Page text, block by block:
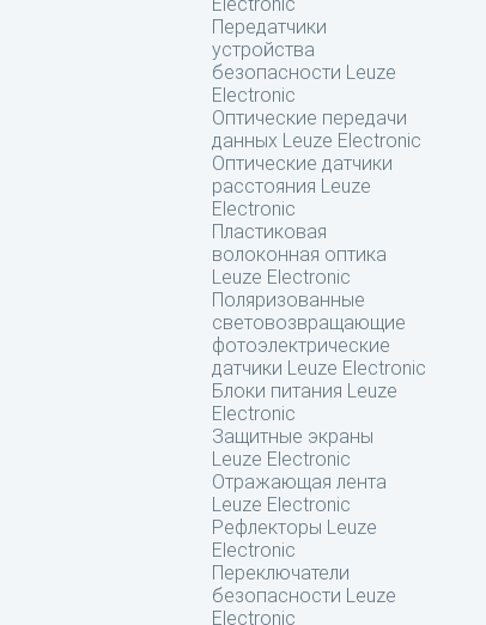
Передатчики
устройства
безопасности Leuze
Electronic
Оптические передачи
данных Leuze Electronic
Оптические датчики
расстояния Leuze
Electronic
Пластиковая
волоконная оптика
Leuze Electronic
Поляризованные
световозвращающие
фотоэлектрические
датчики Leuze Electronic
Блоки питания Leuze
Electronic
Защитные экраны
Leuze Electronic
Отражающая лента
Leuze Electronic
Рефлекторы Leuze
Electronic
Переключатели
безопасности Leuze
Electronic